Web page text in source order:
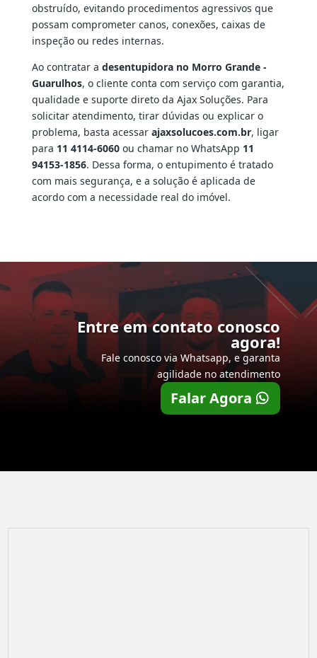
obstruído, evitando procedimentos agressivos que
possam comprometer canos, conexões, caixas de
inspeção ou redes internas.
Ao contratar a desentupidora no Morro Grande -
Guarulhos, o cliente conta com serviço com garantia,
qualidade e suporte direto da Ajax Soluções. Para
solicitar atendimento, tirar dúvidas ou explicar o
problema, basta acessar ajaxsolucoes.com.br, ligar
para 11 4114-6060ou chamar no WhatsApp 11
94153-1856. Dessa forma, o entupimento é tratado
com mais segurança, e a solução é aplicada de
acordo com a necessidade real do imóvel.
Entre em contato conosco
agora!
Fale conosco via Whatsapp, e garanta
agilidade no atendimento
Falar Agora